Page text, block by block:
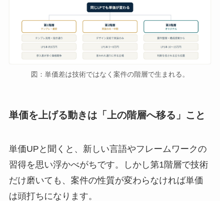
図：単価差は技術ではなく案件の階層で生まれる。
単価を上げる動きは「上の階層へ移る」こと
単価UPと聞くと、新しい言語やフレームワークの
習得を思い浮かべがちです。しかし第1階層で技術
だけ磨いても、案件の性質が変わらなければ単価
は頭打ちになります。